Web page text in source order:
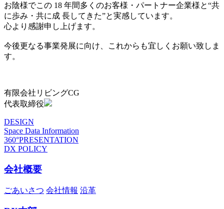
お陰様でこの 18 年間多くのお客様・パートナー企業様と“共
に歩み・共に成 長してきた”と実感しています。
心より感謝申し上げます。
今後更なる事業発展に向け、これからも宜しくお願い致しま
す。
有限会社リビングCG
代表取締役
DESIGN
Space Data Information
360°PRESENTATION
DX POLICY
会社概要
ごあいさつ 会社情報 沿革